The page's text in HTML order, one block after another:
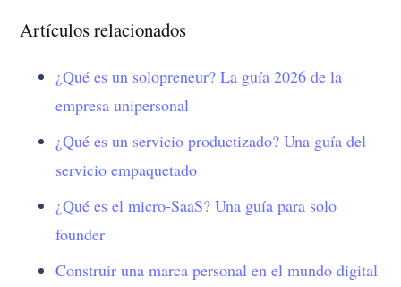
Artículos relacionados
¿Qué es un solopreneur? La guía 2026 de la
empresa unipersonal
¿Qué es un servicio productizado? Una guía del
servicio empaquetado
¿Qué es el micro-SaaS? Una guía para solo
founder
Construir una marca personal en el mundo digital